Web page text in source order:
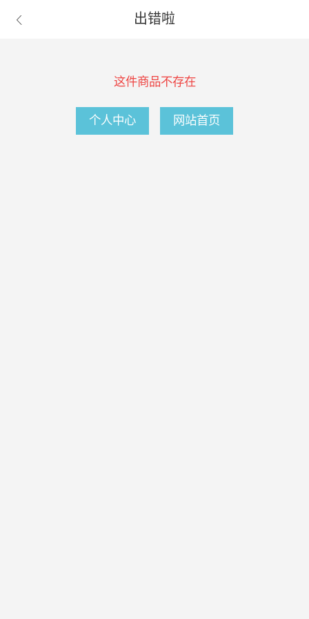
 出错啦
这件商品不存在
个人中心 网站首页